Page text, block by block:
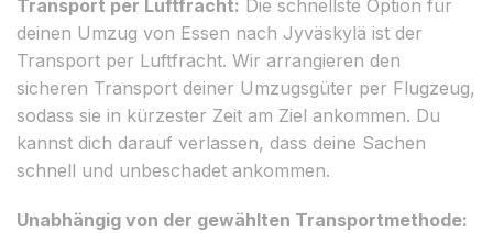
Transport per Luftfracht: Die schnellste Option für
deinen Umzug von Essen nach Jyväskylä ist der
Transport per Luftfracht. Wir arrangieren den
sicheren Transport deiner Umzugsgüter per Flugzeug,
sodass sie in kürzester Zeit am Ziel ankommen. Du
kannst dich darauf verlassen, dass deine Sachen
schnell und unbeschadet ankommen.
Unabhängig von der gewählten Transportmethode: